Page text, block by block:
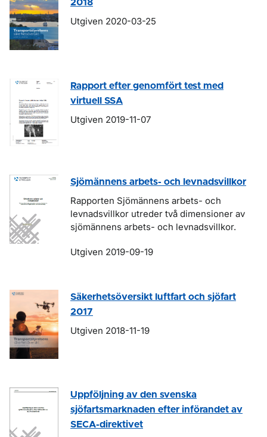
2018
Utgiven 2020-03-25
Rapport efter genomfört test med
virtuell SSA
Utgiven 2019-11-07
Sjömännens arbets- och levnadsvillkor
Rapporten Sjömännens arbets- och
levnadsvillkor utreder två dimensioner av
sjömännens arbets- och levnadsvillkor.
Utgiven 2019-09-19
Säkerhetsöversikt luftfart och sjöfart
2017
Utgiven 2018-11-19
Uppföljning av den svenska
sjöfartsmarknaden efter införandet av
SECA-direktivet